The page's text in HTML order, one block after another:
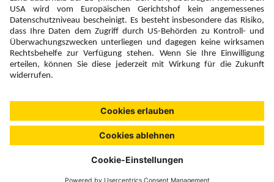
Anmelden
Fairness und
Unsere Inhalte: Standards und
Meldung
Copyright © 2026 DERTOUR Austria GmbH
Suchen & Filtern